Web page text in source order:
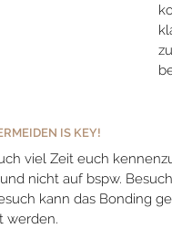
IS KEY!
viel Zeit euch
nicht auf bspw.
kann das Bonding
werden.